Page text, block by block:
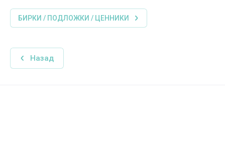
БИРКИ / ПОДЛОЖКИ / ЦЕННИКИ
Назад